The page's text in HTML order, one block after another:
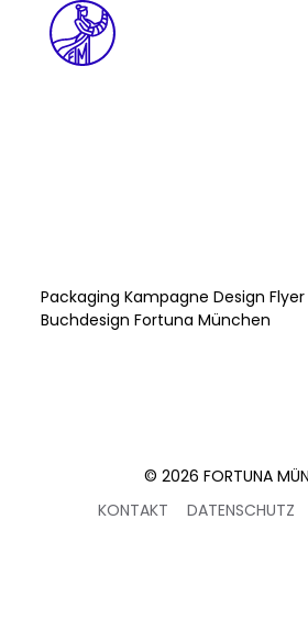
Packaging Kampagne Design
Buchdesign Fortuna München
© 2026 FORTUNA
KONTAKT
DATENSCHUTZ